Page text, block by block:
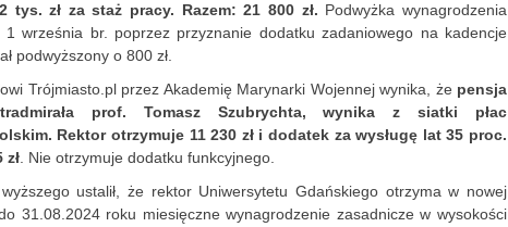
tys. zł za staż pracy. Razem: 21 800 zł. Podwyżka wynagrodzenia
1 września br. poprzez przyznanie dodatku zadaniowego na kadencje
podwyższony o 800 zł.
Trójmiasto.pl przez Akademię Marynarki Wojennej wynika, że pensja
prof. Tomasz Szubrychta, wynika z siatki płac
Rektor otrzymuje 11 230 zł i dodatek za wysługę lat 35 proc.
zł . Nie otrzymuje dodatku funkcyjnego.
ustalił, że rektor Uniwersytetu Gdańskiego otrzyma w nowej
31.08.2024 roku miesięczne wynagrodzenie zasadnicze w wysokości